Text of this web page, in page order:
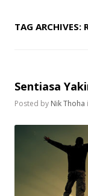
TAG ARCHIVES:
Sentiasa
Posted by Nik Thoha